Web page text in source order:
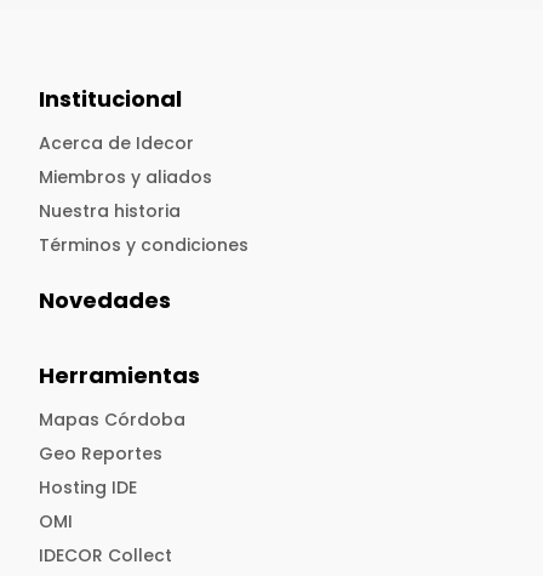
Institucional
Acerca de Idecor
Miembros y aliados
Nuestra historia
Términos y condiciones
Novedades
Herramientas
Mapas Córdoba
Geo Reportes
Hosting IDE
OMI
IDECOR Collect